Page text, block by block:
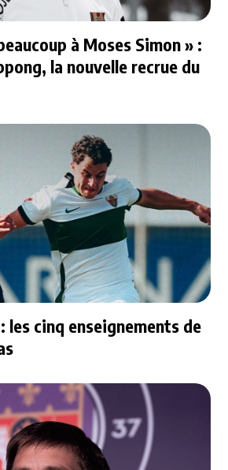
à Moses Simon » :
la nouvelle recrue du
les cinq enseignements de